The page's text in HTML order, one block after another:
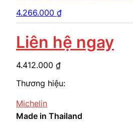
Liên hệ ngay
4.266.000 ₫
Made in Thailand
4.412.000 ₫
Thương hiệu:
Michelin